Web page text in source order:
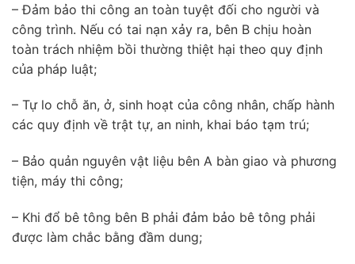
– Đảm bảo thi công an toàn tuyệt đối cho người và
công trình. Nếu có tai nạn xảy ra, bên B chịu hoàn
toàn trách nhiệm bồi thường thiệt hại theo quy định
của pháp luật;
– Tự lo chỗ ăn, ở, sinh hoạt của công nhân, chấp hành
các quy định về trật tự, an ninh, khai báo tạm trú;
– Bảo quản nguyên vật liệu bên A bàn giao và phương
tiện, máy thi công;
– Khi đổ bê tông bên B phải đảm bảo bê tông phải
được làm chắc bằng đầm dung;